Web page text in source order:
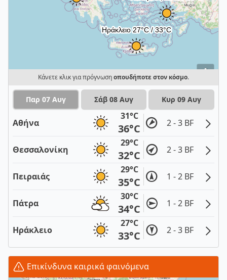
i
Κάνετε κλικ για πρόγνωσηοπουδήποτε στον κόσμο.
Παρ 07 Αυγ Σάβ 08 Αυγ Κυρ 09 Αυγ
Αθήνα
31°C
36°C 2 - 3 BF
Θεσσαλονίκη
29°C
32°C 2 - 3 BF
Πειραιάς
29°C
35°C 1 - 2 BF
Πάτρα
30°C
34°C 1 - 2 BF
Ηράκλειο
27°C
33°C 2 - 3 BF
Επικίνδυνα καιρικά φαινόμενα